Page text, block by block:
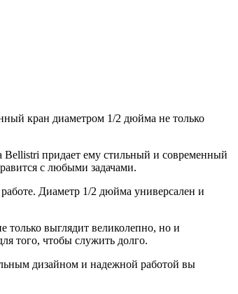
кран диаметром 1/2 дюйма не только
придает ему стильный и современный
с любыми задачами.
Диаметр 1/2 дюйма универсален и
только выглядит великолепно, но и
того, чтобы служить долго.
дизайном и надежной работой вы